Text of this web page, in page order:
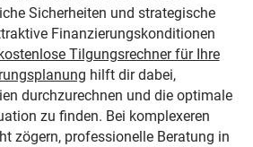
Sicherheiten und strategische
Finanzierungskonditionen
Tilgungsrechner für Ihre
hilft dir dabei,
durchzurechnen und die optimale
zu finden. Bei komplexeren
zögern, professionelle Beratung in